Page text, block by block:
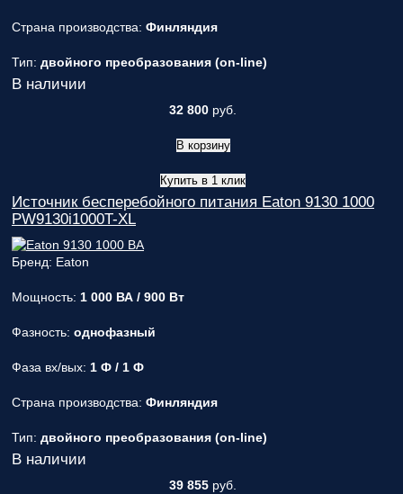
Страна производства: Финляндия
Тип: двойного преобразования (on-line)
В наличии
32 800 руб.
В корзину
Купить в 1 клик
Источник бесперебойного питания Eaton 9130 1000
PW9130i1000T-XL
Бренд: Eaton
Мощность: 1 000 ВА / 900 Вт
Фазность: однофазный
Фаза вх/вых: 1 Ф / 1 Ф
Страна производства: Финляндия
Тип: двойного преобразования (on-line)
В наличии
39 855 руб.